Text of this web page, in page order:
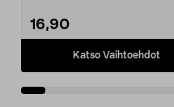
16,90
Katso Vaihtoehdot